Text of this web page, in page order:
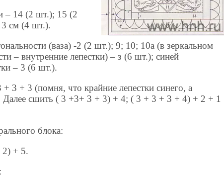
– 14 (2 шт.); 15 (2
3 см (4 шт.).
(ваза) -2 (2 шт.); 9; 10; 10а (в зеркальном
– внутренние лепестки) – з (6 шт.); синей
– 3 (6 шт.).
3 + 3 (помня, что крайние лепестки синего, а
Далее сшить ( 3 +3+ 3 + 3) + 4; ( 3 + 3 + 3 + 4) + 2 + 1
блока:
+ 5.